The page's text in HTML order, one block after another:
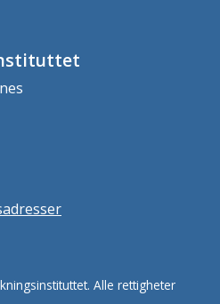
Alle rettigheter